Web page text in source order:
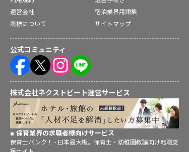
運営会社
宿泊業界用語集
商標について
サイトマップ
公式コミュニティ
株式会社ネクストビート運営サービス
保育業界の求職者様向けサービス
保育士バンク！ - 日本最大級。保育士・幼稚園教諭向け転職支